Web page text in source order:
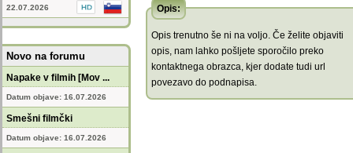
22.07.2026
Novo na forumu
Napake v filmih [Mov ...
Datum objave: 16.07.2026
Smešni filmčki
Datum objave: 16.07.2026
Opis:
Opis trenutno še ni na voljo. Če želite objaviti
opis, nam lahko pošljete sporočilo preko
kontaktnega obrazca, kjer dodate tudi url
povezavo do podnapisa.